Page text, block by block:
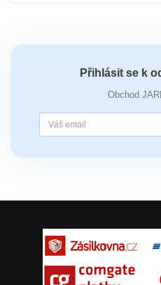
Přihlásit se k
Obchod